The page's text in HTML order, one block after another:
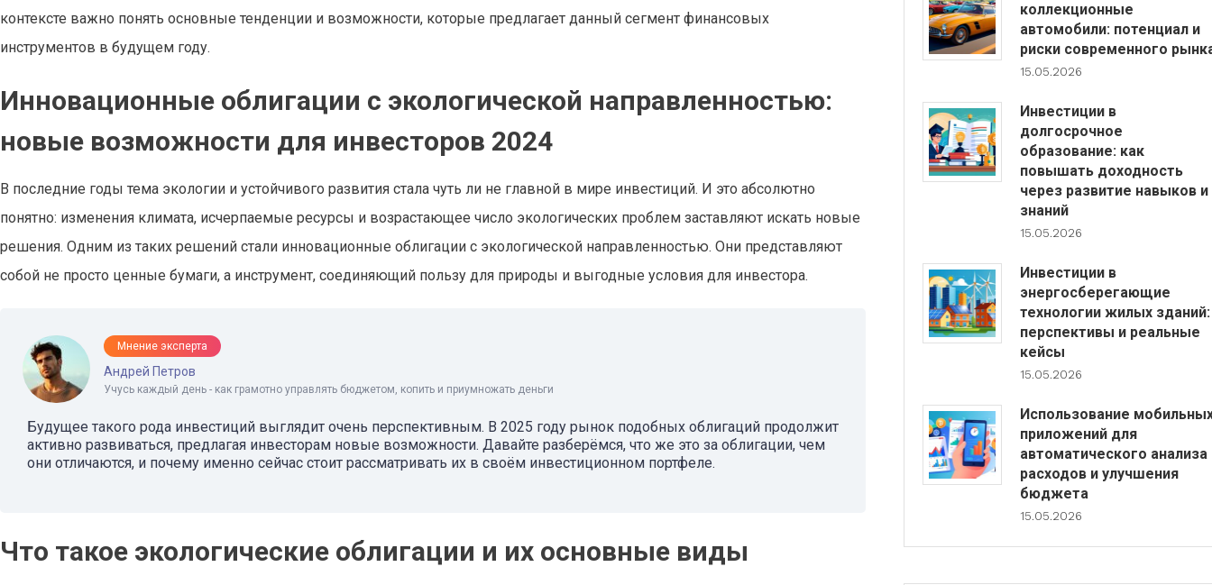
контексте важно понять основные тенденции и возможности, которые предлагает данный сегмент финансовых
инструментов в будущем году.
Инновационные облигации с экологической направленностью:
новые возможности для инвесторов 2024
В последние годы тема экологии и устойчивого развития стала чуть ли не главной в мире инвестиций. И это абсолютно
понятно: изменения климата, исчерпаемые ресурсы и возрастающее число экологических проблем заставляют искать новые
решения. Одним из таких решений стали инновационные облигации с экологической направленностью. Они представляют
собой не просто ценные бумаги, а инструмент, соединяющий пользу для природы и выгодные условия для инвестора.
Мнение эксперта
Андрей Петров
Учусь каждый день - как грамотно управлять бюджетом, копить и приумножать деньги
Будущее такого рода инвестиций выглядит очень перспективным. В 2025 году рынок подобных облигаций продолжит
активно развиваться, предлагая инвесторам новые возможности. Давайте разберёмся, что же это за облигации, чем
они отличаются, и почему именно сейчас стоит рассматривать их в своём инвестиционном портфеле.
Что такое экологические облигации и их основные виды
коллекционные
автомобили: потенциал и
риски современного
15.05.2026
Инвестиции в
долгосрочное
образование: как
повышать доходность
через развитие навыков и
знаний
15.05.2026
Инвестиции в
энергосберегающие
технологии жилых зданий:
перспективы и реальные
кейсы
15.05.2026
Использование
приложений для
автоматического анализа
расходов и улучшения
бюджета
15.05.2026